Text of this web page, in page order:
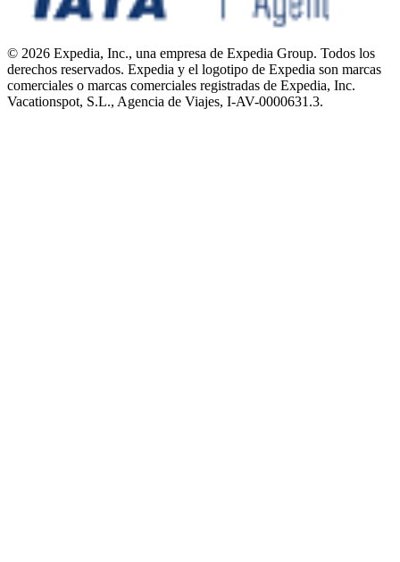
© 2026 Expedia, Inc., una empresa de Expedia Group. Todos los
derechos reservados. Expedia y el logotipo de Expedia son marcas
comerciales o marcas comerciales registradas de Expedia, Inc.
Vacationspot, S.L., Agencia de Viajes, I-AV-0000631.3.